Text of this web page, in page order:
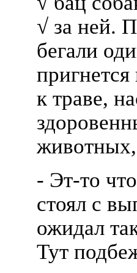
√ за ней.
бегали
к траве,
- Эт-то
стоял с
ожидал
Тут